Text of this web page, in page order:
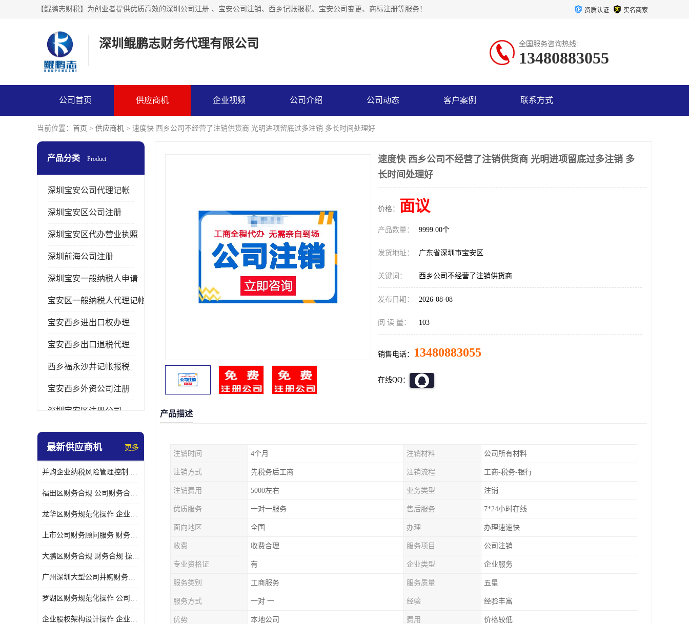
【鲲鹏志财税】为创业者提供优质高效的深圳公司注册 、宝安公司注销、西乡记账报税、宝安公司变更、商标注册等服务！ 资质认证 实名商家
深圳鲲鹏志财务代理有限公司 全国服务咨询热线:
13480883055
公司首页 供应商机 企业视频 公司介绍 公司动态 客户案例 联系方式
当前位置： 首页 > 供应商机 > 速度快 西乡公司不经营了注销供货商 光明进项留底过多注销 多长时间处理好
产品分类 Product
深圳宝安公司代理记帐
深圳宝安区公司注册
深圳宝安区代办营业执照
深圳前海公司注册
深圳宝安一般纳税人申请
宝安区一般纳税人代理记帐
宝安西乡进出口权办理
宝安西乡出口退税代理
西乡福永沙井记帐报税
宝安西乡外资公司注册
深圳宝安区注册公司
宝安西乡办理营业执照
宝安西乡代理记帐
注册公司
最新供应商机 更多
并购企业纳税风险管理控制 企业纳税风险管理控制 如何操作
福田区财务合规 公司财务合规 如何处理实现税务*风险
龙华区财务规范化操作 企业纳税风险管理控制 操作起来简单易行
上市公司财务顾问服务 财务合规 如何才能达到目标
大鹏区财务合规 财务合规 操作起来简单易行
广州深圳大型公司并购财务顾问 财务规范化操作 办理要多长时间
罗湖区财务规范化操作 公司财务合规 盛莱企管
企业股权架构设计操作 企业纳税风险管理控制 怎样操作税务合规
速度快 西乡公司不经营了注销供货商 光明进项留底过多注销 多
长时间处理好
价格： 面议
产品数量： 9999.00个
发货地址： 广东省深圳市宝安区
关键词： 西乡公司不经营了注销供货商
发布日期： 2026-08-08
阅 读 量： 103
销售电话： 13480883055
在线QQ：
产品描述
注销时间 4个月 注销材料 公司所有材料
注销方式 先税务后工商 注销流程 工商-税务-银行
注销费用 5000左右 业务类型 注销
优质服务 一对一服务 售后服务 7*24小时在线
面向地区 全国 办理 办理速速快
收费 收费合理 服务项目 公司注销
专业资格证 有 企业类型 企业服务
服务类别 工商服务 服务质量 五星
服务方式 一对 一 经验 经验丰富
优势 本地公司 费用 价格较低